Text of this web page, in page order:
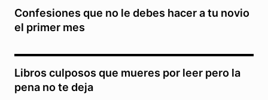
Confesiones que no le debes hacer a tu novio
el primer mes
Libros culposos que mueres por leer pero la
pena no te deja